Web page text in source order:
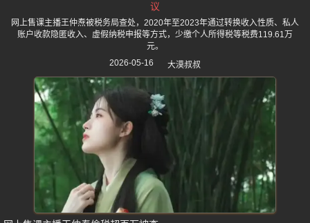
议
网上售课主播王仲焘被税务局查处，2020年至2023年通过转换收入性质、私人
账户收款隐匿收入、虚假纳税申报等方式，少缴个人所得税等税费119.61万
元。
2026-05-16
大漠叔叔